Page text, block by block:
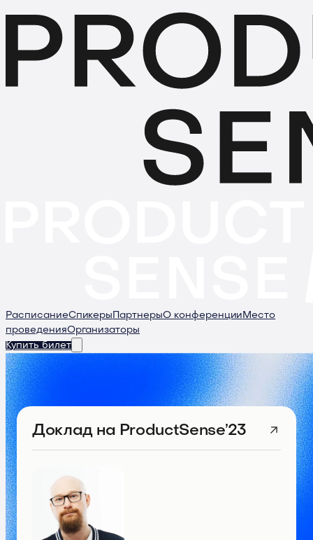
РасписаниеСпикеры ПартнерыО конференции Место
проведенияОрганизаторы
Купить билет
Доклад на ProductSense’23